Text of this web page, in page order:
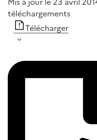
téléchargements
Télécharger